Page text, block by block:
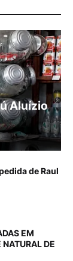
Aluízio
de Raul
EM
NATURAL DE